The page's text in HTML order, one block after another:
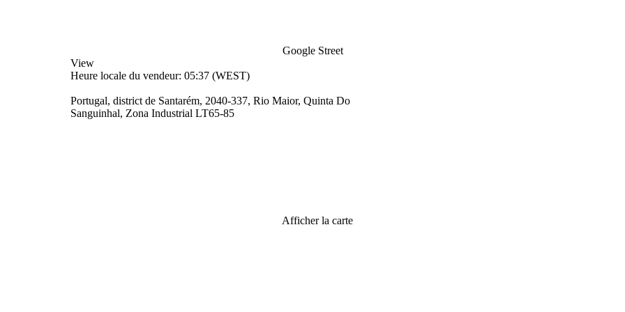
Google Street
View
Heure locale du vendeur: 05:37 (WEST)
Portugal, district de Santarém, 2040-337, Rio Maior, Quinta Do
Sanguinhal, Zona Industrial LT65-85
Afficher la carte